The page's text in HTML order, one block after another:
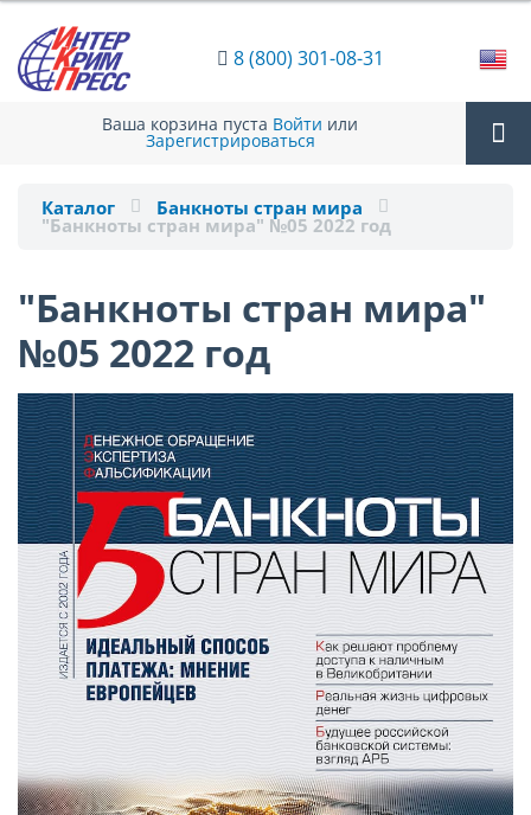
8 (800) 301-08-31
Ваша корзина пуста Войти или
Зарегистрироваться
Каталог Банкноты стран мира
"Банкноты стран мира" №05 2022 год
"Банкноты стран мира"
№05 2022 год